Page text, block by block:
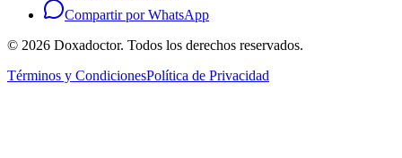
Compartir por WhatsApp
© 2026 Doxadoctor. Todos los derechos reservados.
Términos y CondicionesPolítica de Privacidad